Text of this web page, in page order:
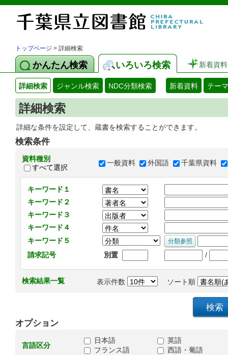
トップページ > 詳細検索
かんたん検索 いろいろ検索 新着資料
詳細検索 ジャンル検索 NDC分類検索 新着資料 テー
詳細検索
詳細な条件を設定して、蔵書を検索することができます。
検索条件
資料種別
すべて選択
一般資料 外国語 千葉県資料
キーワード１
キーワード２
キーワード３
キーワード４
キーワード５
請求記号
別置 /
検索結果一覧 表示件数 ソート順
オプション
言語区分
日本語
英語
フランス語
西語・葡語